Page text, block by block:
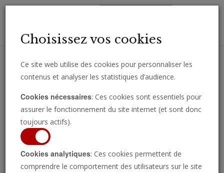
importantes directement par e-mail.
Choisissez vos cookies
Ce site web utilise des cookies pour personnaliser les
contenus et analyser les statistiques d’audience.
Cookies nécessaires: Ces cookies sont essentiels pour
assurer le fonctionnement du site internet (et sont donc
toujours actifs).
Cookies analytiques: Ces cookies permettent de
comprendre le comportement des utilisateurs sur le site